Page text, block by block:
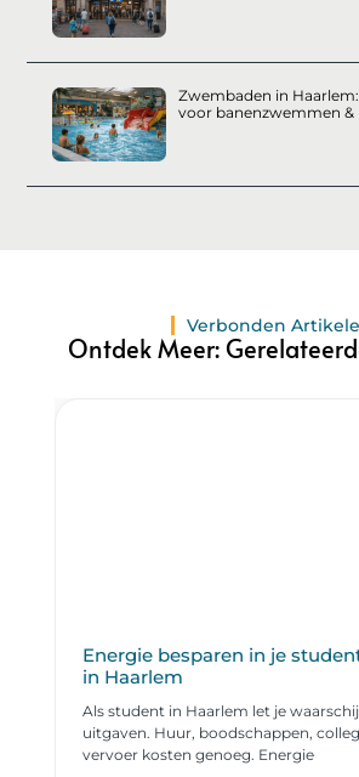
Zwembaden in
voor banenzwemmen &
Verbonden
Ontdek Meer:
Energie besparen in je
in Haarlem
Als student in Haarlem let je
uitgaven. Huur, boodschappen,
vervoer kosten genoeg. Energie